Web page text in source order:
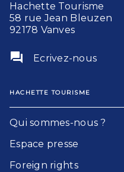
Hachette Tourisme
58 rue Jean Bleuzen
92178 Vanves
question_answer Ecrivez-nous
HACHETTE TOURISME
Qui sommes-nous ?
Espace presse
Foreign rights